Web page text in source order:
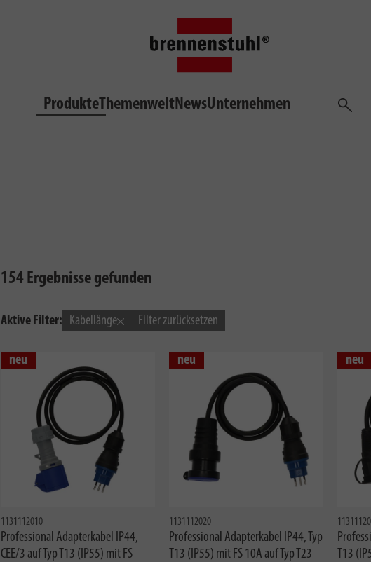
ProdukteThemenweltNewsUnternehmen
Suchen
154 Ergebnisse gefunden
Aktive Filter: Kabellänge Filter zurücksetzen
neu
1131112010
Professional Adapterkabel IP44,
CEE/3 auf Typ T13 (IP55) mit FS
neu
1131112020
Professional Adapterkabel IP44, Typ
T13 (IP55) mit FS 10A auf Typ T23
neu
T13